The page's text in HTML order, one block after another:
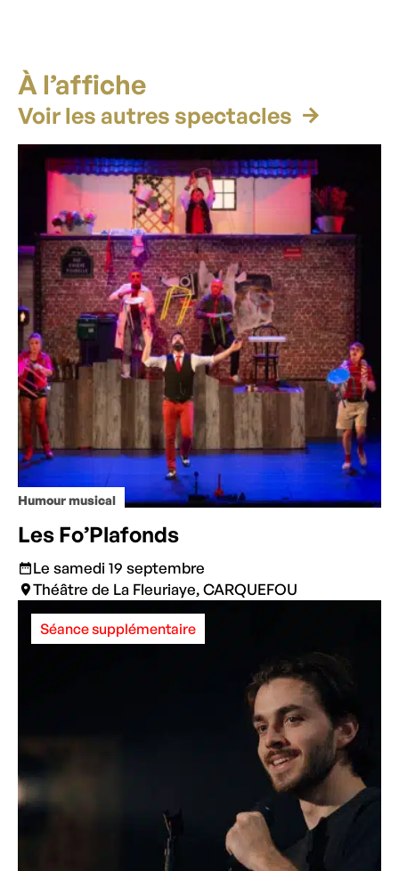
À l’affiche
Voir les autres spectacles
Humour musical
Les Fo’Plafonds
Le samedi 19 septembre
Théâtre de La Fleuriaye, CARQUEFOU
Séance supplémentaire